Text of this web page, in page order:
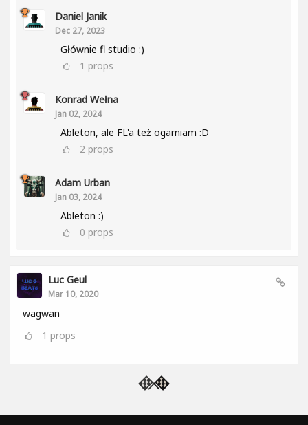
Daniel Janik
Dec 27, 2023
Głównie fl studio :)
1 props
Konrad Wełna
Jan 02, 2024
Ableton, ale FL'a też ogarniam :D
2 props
Adam Urban
Jan 03, 2024
Ableton :)
0 props
Luc Geul
Mar 10, 2020
wagwan
1 props